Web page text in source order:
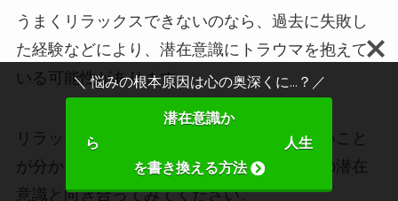
うまくリラックスできないのなら、過去に失敗し
た経験などにより、潜在意識にトラウマを抱えて
いる可能性があります。
リラックスしようとしても難しく、やりたいこと
が分からないと感じるなら、まずはあなたの潜在
意識と向き合ってみてください。
＼ 悩みの根本原因は心の奥深くに...？／
潜在意識か
ら 人生
を書き換える方法